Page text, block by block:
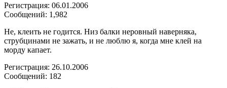
Регистрация: 06.01.2006
Сообщений: 1,982
Не, клеить не годится. Низ балки неровный наверняка,
струбцинами не зажать, и не люблю я, когда мне клей на
морду капает.
Регистрация: 26.10.2006
Сообщений: 182